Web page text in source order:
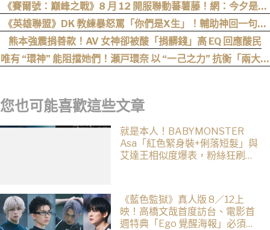
《賽爾號：巔峰之戰》8 月 12 開服聯動蕃薯藤！網：今夕是何
年？
《英雄聯盟》DK 教練暴怒罵「你們是X生」！輔助神回一句全
場安靜 笑翻：這次真的踢到鐵板
熊本強震捐善款！AV 女神卻被酸「捐髒錢」高 EQ 回應酸民
唯有 “環神” 能阻擋她們！瀬戸環奈 以 “一己之力” 抗衡「兩大最
您也可能喜歡這些文章
就是本人！BABYMONSTER
Asa「紅色緊身裝+俐落短髮」與
艾達王相似度爆表，粉絲狂刷
《藍色監獄》真人版 8／12上
映！高橋文哉首度訪台、電影首
週特典「Ego 覺醒海報」必須收